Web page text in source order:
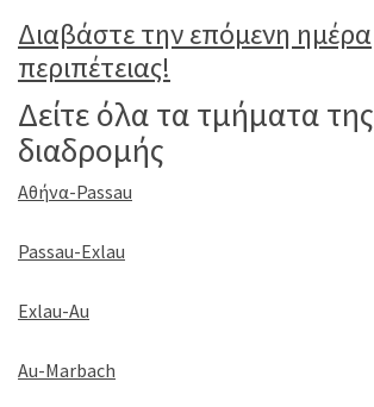
Διαβάστε την επόμενη ημέρα
περιπέτειας!
Δείτε όλα τα τμήματα της
διαδρομής
Αθήνα-Passau
Passau-Exlau
Exlau-Au
Au-Marbach